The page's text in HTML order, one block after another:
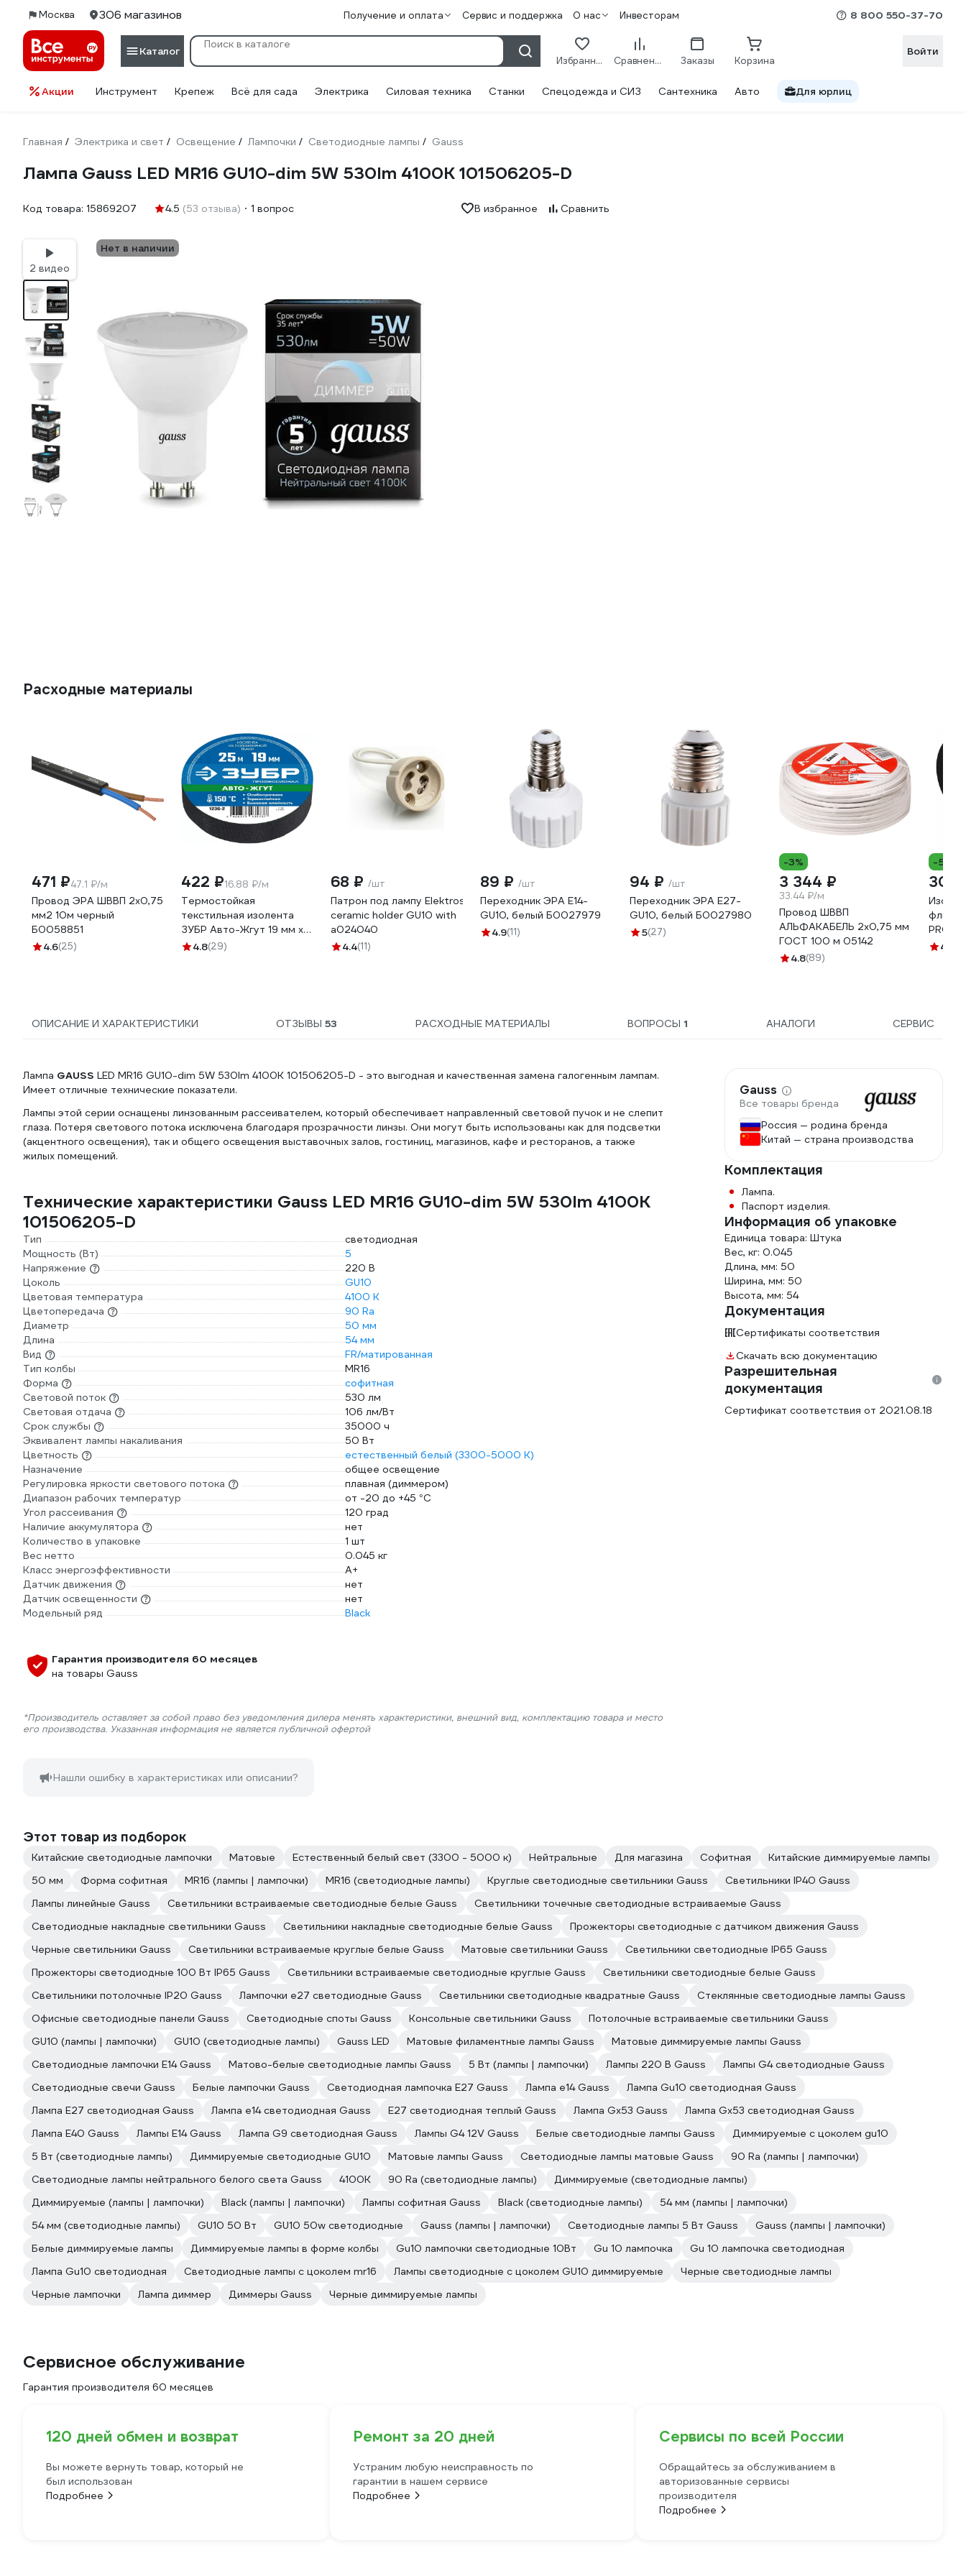
Москва 306 магазинов Получение и оплата Сервис и поддержка О нас Инвесторам 8 800 550-37-70
Каталог
Избранное Сравнение Заказы Корзина
Войти
Акции Инструмент Крепеж Всё для сада Электрика Силовая техника Станки Спецодежда и СИЗ Сантехника Авто Для юрлиц
Главная / Электрика и свет / Освещение / Лампочки / Светодиодные лампы / Gauss
Лампа Gauss LED MR16 GU10-dim 5W 530lm 4100K 101506205-D
Код товара: 15869207 4.5 (53 отзыва) 1 вопрос В избранное Сравнить
2 видео
Нет в наличии
Расходные материалы
471 ₽47.1 ₽/м
Провод ЭРА ШВВП 2x0,75
мм2 10м черный
Б0058851
4.6(25)
422 ₽16.88 ₽/м
Термостойкая
текстильная изолента
ЗУБР Авто-Жгут 19 мм х
25 м 1236-2
4.8(29)
68 ₽ /шт
Патрон под лампу Elektrostandard
ceramic holder GU10 with
a024040
4.4(11)
89 ₽ /шт
Переходник ЭРА E14-
GU10, белый Б0027979
4.9(11)
94 ₽ /шт
Переходник ЭРА E27-
GU10, белый Б0027980
5(27)
-3%
3 344 ₽
33.44 ₽/м
Провод ШВВП
АЛЬФАКАБЕЛЬ 2х0,75 мм
ГОСТ 100 м 05142
4.8(89)
-5%
301
флиса
0,3 мм,
4.6
ОПИСАНИЕ И ХАРАКТЕРИСТИКИ ОТЗЫВЫ53 РАСХОДНЫЕ МАТЕРИАЛЫ ВОПРОСЫ 1 АНАЛОГИ СЕРВИС
Лампа GAUSS LED MR16 GU10-dim 5W 530lm 4100K 101506205-D - это выгодная и качественная замена галогенным лампам.
Имеет отличные технические показатели.
Лампы этой серии оснащены линзованным рассеивателем, который обеспечивает направленный световой пучок и не слепит
глаза. Потеря светового потока исключена благодаря прозрачности линзы. Они могут быть использованы как для подсветки
(акцентного освещения), так и общего освещения выставочных залов, гостиниц, магазинов, кафе и ресторанов, а также
жилых помещений.
Технические характеристики Gauss LED MR16 GU10-dim 5W 530lm 4100K
101506205-D
Тип
светодиодная
Мощность (Вт)
5
Напряжение
220 В
Цоколь
GU10
Цветовая температура
4100 К
Цветопередача
90 Ra
Диаметр
50 мм
Длина
54 мм
Вид
FR/матированная
Тип колбы
MR16
Форма
софитная
Световой поток
530 лм
Световая отдача
106 лм/Вт
Срок службы
35000 ч
Эквивалент лампы накаливания
50 Вт
Цветность
естественный белый (3300-5000 К)
Назначение
общее освещение
Регулировка яркости светового потока
плавная (диммером)
Диапазон рабочих температур
от -20 до +45 °С
Угол рассеивания
120 град
Наличие аккумулятора
нет
Количество в упаковке
1 шт
Вес нетто
0.045 кг
Класс энергоэффективности
A+
Датчик движения
нет
Датчик освещенности
нет
Модельный ряд
Black
Гарантия производителя 60 месяцев
на товары Gauss
*Производитель оставляет за собой право без уведомления дилера менять характеристики, внешний вид, комплектацию товара и место
его производства. Указанная информация не является публичной офертой
Нашли ошибку в характеристиках или описании?
Gauss
Все товары бренда
Россия — родина бренда
Китай — страна производства
Комплектация
Лампа.
Паспорт изделия.
Информация об упаковке
Единица товара: Штука
Вес, кг: 0.045
Длина, мм: 50
Ширина, мм: 50
Высота, мм: 54
Документация
Сертификаты соответствия
Скачать всю документацию
Разрешительная
документация
Сертификат соответствия от 2021.08.18
Этот товар из подборок
Китайские светодиодные лампочки Матовые Естественный белый свет (3300 - 5000 к) Нейтральные Для магазина Софитная
Китайские диммируемые лампы
50 мм
Форма софитная MR16 (лампы | лампочки) MR16 (светодиодные лампы) Круглые светодиодные светильники Gauss
Светильники IP40 Gauss
Лампы линейные Gauss
Светильники встраиваемые светодиодные белые Gauss
Светильники точечные светодиодные встраиваемые Gauss
Светодиодные накладные светильники Gauss
Светильники накладные светодиодные белые Gauss
Прожекторы светодиодные с датчиком движения Gauss
Черные светильники Gauss
Светильники встраиваемые круглые белые Gauss Матовые светильники Gauss
Светильники светодиодные IP65 Gauss
Прожекторы светодиодные 100 Вт IP65 Gauss
Светильники встраиваемые светодиодные круглые Gauss
Светильники светодиодные белые Gauss
Светильники потолочные IP20 Gauss
Лампочки е27 светодиодные Gauss Светильники светодиодные квадратные Gauss
Стеклянные светодиодные лампы Gauss
Офисные светодиодные панели Gauss
Светодиодные споты Gauss Консольные светильники Gauss
Потолочные встраиваемые светильники Gauss
GU10 (лампы | лампочки)
GU10 (светодиодные лампы) Gauss LED Матовые филаментные лампы Gauss
Матовые диммируемые лампы Gauss
Светодиодные лампочки E14 Gauss
Матово-белые светодиодные лампы Gauss 5 Вт (лампы | лампочки) Лампы 220 В Gauss
Лампы G4 светодиодные Gauss
Светодиодные свечи Gauss
Белые лампочки Gauss Светодиодная лампочка E27 Gauss Лампа е14 Gauss
Лампа Gu10 светодиодная Gauss
Лампа E27 светодиодная Gauss
Лампа е14 светодиодная Gauss E27 светодиодная теплый Gauss Лампа Gx53 Gauss
Лампа Gx53 светодиодная Gauss
Лампа E40 Gauss
Лампы E14 Gauss Лампа G9 светодиодная Gauss Лампы G4 12V Gauss Белые светодиодные лампы Gauss
Диммируемые с цоколем gu10
5 Вт (светодиодные лампы)
Диммируемые светодиодные GU10 Матовые лампы Gauss Светодиодные лампы матовые Gauss
90 Ra (лампы | лампочки)
Светодиодные лампы нейтрального белого света Gauss
4100К 90 Ra (светодиодные лампы)
Диммируемые (светодиодные лампы)
Диммируемые (лампы | лампочки)
Black (лампы | лампочки) Лампы софитная Gauss Black (светодиодные лампы)
54 мм (лампы | лампочки)
54 мм (светодиодные лампы)
GU10 50 Вт GU10 50w светодиодные Gauss (лампы | лампочки) Светодиодные лампы 5 Вт Gauss
Gauss (лампы | лампочки)
Белые диммируемые лампы
Диммируемые лампы в форме колбы Gu10 лампочки светодиодные 10Вт Gu 10 лампочка
Gu 10 лампочка светодиодная
Лампа Gu10 светодиодная
Светодиодные лампы с цоколем mr16 Лампы светодиодные с цоколем GU10 диммируемые
Черные светодиодные лампы
Черные лампочки
Лампа диммер Диммеры Gauss Черные диммируемые лампы
Сервисное обслуживание
Гарантия производителя 60 месяцев
120 дней обмен и возврат
Вы можете вернуть товар, который не
был использован
Подробнее
Ремонт за 20 дней
Устраним любую неисправность по
гарантии в нашем сервисе
Подробнее
Сервисы по всей России
Обращайтесь за обслуживанием в
авторизованные сервисы
производителя
Подробнее